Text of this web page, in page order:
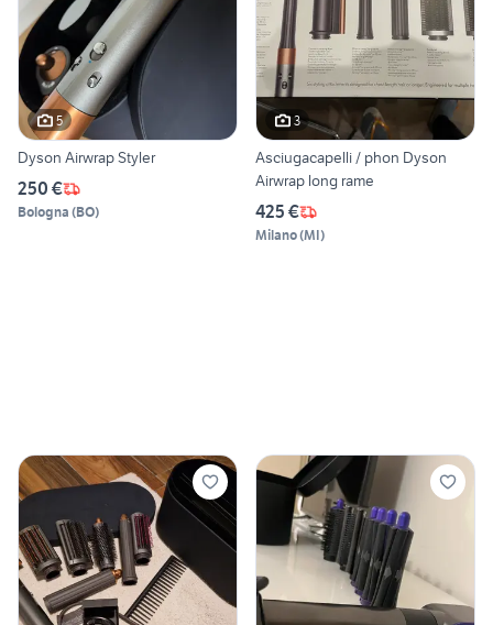
5
Dyson Airwrap Styler
250 €
Bologna (BO)
3
Asciugacapelli / phon Dyson
Airwrap long rame
425 €
Milano(MI)